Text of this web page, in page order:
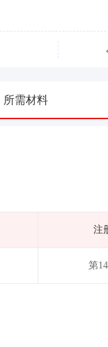
所需材料
注
第